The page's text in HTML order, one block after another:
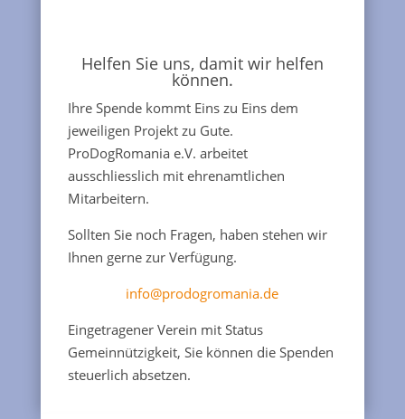
Helfen Sie uns, damit wir helfen
können.
Ihre Spende kommt Eins zu Eins dem
jeweiligen Projekt zu Gute.
ProDogRomania e.V. arbeitet
ausschliesslich mit ehrenamtlichen
Mitarbeitern.
Sollten Sie noch Fragen, haben stehen wir
Ihnen gerne zur Verfügung.
info@prodogromania.de
Eingetragener Verein mit Status
Gemeinnützigkeit, Sie können die Spenden
steuerlich absetzen.